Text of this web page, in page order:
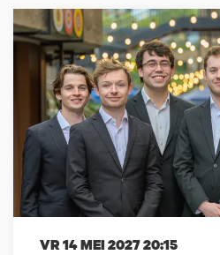
VR 14 MEI 202720:15